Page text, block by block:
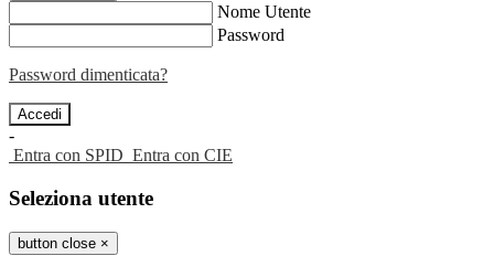
Nome Utente
Password
Password dimenticata?
-
Entra con SPID Entra con CIE
Seleziona utente
button close ×